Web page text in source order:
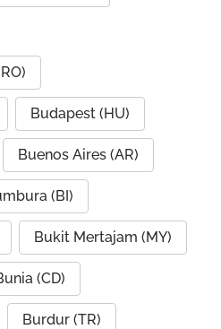
Budapest (HU)
Buenos Aires (AR)
(BI)
Bukit Mertajam (MY)
(CD)
Burdur (TR)